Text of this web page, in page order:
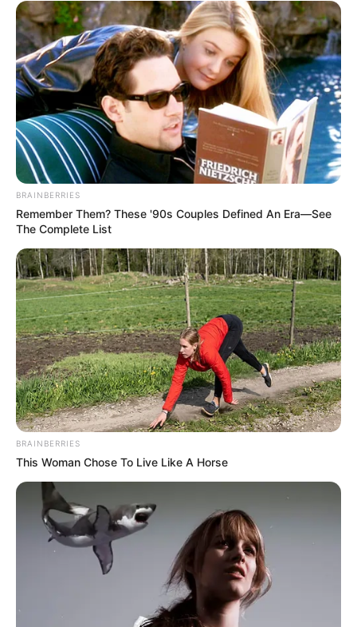
Astrid (Lucie
Lucas) disparaît en
mer : Victoire lance
un SOS, le
cauchemar
commence –
Demain nous
appartient 3 juillet
2026 (épisode
2240, résumé
complet)
Découvrez le
résumé complet de Demain nous
appartienten avance du vendredi 3 juillet 2026
avec l’épisode 2240 de la série TF1. Astrid
Lucie Lucas ) passe par-dessus bord sans gilet
de sauvetage, au large de Gruissan, et ne
remonte pas. Victoire ( Solène Hébert) alerte les
secours. En parallèle, Mona (Catherine
BRAINBERRIES
Remember Them? These '90s Couples Defined An Era—See
The Complete List
BRAINBERRIES
This Woman Chose To Live Like A Horse